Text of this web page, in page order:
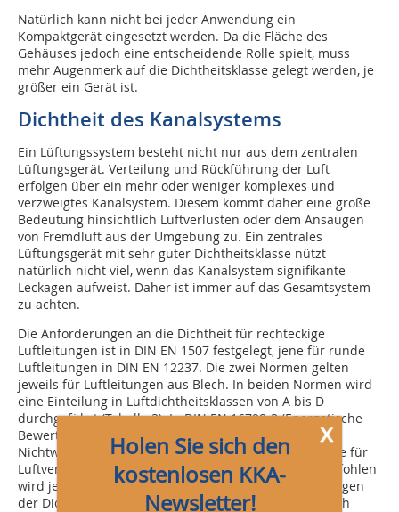
Natürlich kann nicht bei jeder Anwendung ein
Kompaktgerät eingesetzt werden. Da die Fläche des
Gehäuses jedoch eine entscheidende Rolle spielt, muss
mehr Augenmerk auf die Dichtheitsklasse gelegt werden, je
größer ein Gerät ist.
Dichtheit des Kanalsystems
Ein Lüftungssystem besteht nicht nur aus dem zentralen
Lüftungsgerät. Verteilung und Rückführung der Luft
erfolgen über ein mehr oder weniger komplexes und
verzweigtes Kanalsystem. Diesem kommt daher eine große
Bedeutung hinsichtlich Luftverlusten oder dem Ansaugen
von Fremdluft aus der Umgebung zu. Ein zentrales
Lüftungsgerät mit sehr guter Dichtheitsklasse nützt
natürlich nicht viel, wenn das Kanalsystem signifikante
Leckagen aufweist. Daher ist immer auf das Gesamtsystem
zu achten.
Die Anforderungen an die Dichtheit für rechteckige
Luftleitungen ist in DIN EN 1507 festgelegt, jene für runde
Luftleitungen in DIN EN 12237. Die zwei Normen gelten
jeweils für Luftleitungen aus Blech. In beiden Normen wird
eine Einteilung in Luftdichtheitsklassen von A bis D
durchgeführt (Tabelle 3). In DIN EN 16798-3 (Energetische
Bewertung von Gebäuden – Lüftung von
Nichtwohngebäuden) wird als Mindestdichtheitsklasse für
Luftverteilungsanlagen die Klasse B vorgegeben, empfohlen
wird jedoch Klasse C. Darin ist neben den Bezeichnungen
der Dichtheitsklassen aus DIN EN 1507 und 12237 auch
x
Holen Sie sich den
kostenlosen KKA-
Newsletter!